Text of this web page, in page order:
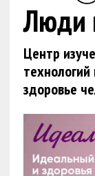
Люди
Центр
здоровье